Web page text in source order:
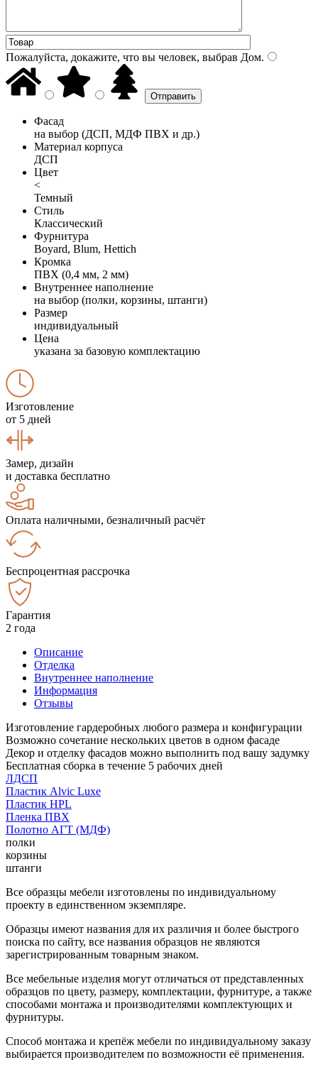
Пожалуйста, докажите, что вы человек, выбрав Дом.
Фасад
на выбор (ДСП, МДФ ПВХ и др.)
Материал корпуса
ДСП
Цвет
<
Темный
Стиль
Классический
Фурнитура
Boyard, Blum, Hettich
Кромка
ПВХ (0,4 мм, 2 мм)
Внутреннее наполнение
на выбор (полки, корзины, штанги)
Размер
индивидуальный
Цена
указана за базовую комплектацию
Изготовление
от 5 дней
Замер, дизайн
и доставка бесплатно
Оплата наличными, безналичный расчёт
Беспроцентная рассрочка
Гарантия
2 года
Описание
Отделка
Внутреннее наполнение
Информация
Отзывы
Изготовление гардеробных любого размера и конфигурации
Возможно сочетание нескольких цветов в одном фасаде
Декор и отделку фасадов можно выполнить под вашу задумку
Бесплатная сборка в течение 5 рабочих дней
ЛДСП
Пластик Alvic Luxe
Пластик HPL
Пленка ПВХ
Полотно АГТ (МДФ)
полки
корзины
штанги
Все образцы мебели изготовлены по индивидуальному
проекту в единственном экземпляре.
Образцы имеют названия для их различия и более быстрого
поиска по сайту, все названия образцов не являются
зарегистрированным товарным знаком.
Все мебельные изделия могут отличаться от представленных
образцов по цвету, размеру, комплектации, фурнитуре, а также
способами монтажа и производителями комплектующих и
фурнитуры.
Способ монтажа и крепёж мебели по индивидуальному заказу
выбирается производителем по возможности её применения.